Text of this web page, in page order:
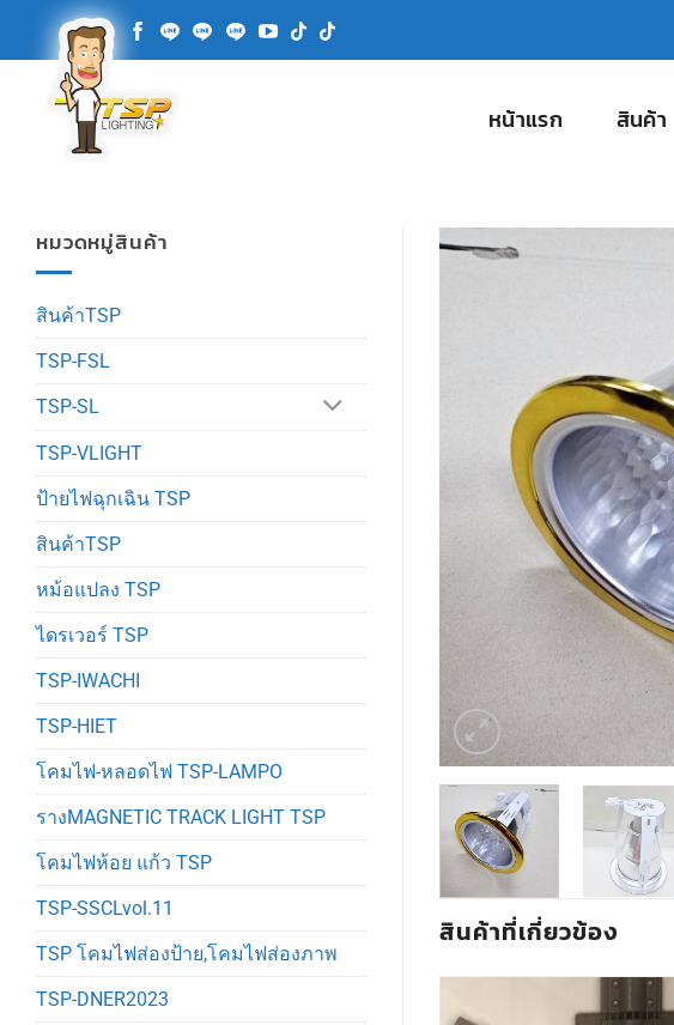
หน้าแรก สินค้า
หมวดหมู่สินค้า
สินค้าTSP
TSP-FSL
TSP-SL
TSP-VLIGHT
ป้ายไฟฉุกเฉิน TSP
สินค้าTSP
หม้อแปลง TSP
ไดรเวอร์ TSP
TSP-IWACHI
TSP-HIET
โคมไฟ-หลอดไฟ TSP-LAMPO
รางMAGNETIC TRACK LIGHT TSP
โคมไฟห้อย แก้ว TSP
TSP-SSCLvol.11
TSP โคมไฟส่องป้าย,โคมไฟส่องภาพ
TSP-DNER2023
สินค้าที่เกี่ยวข้อง